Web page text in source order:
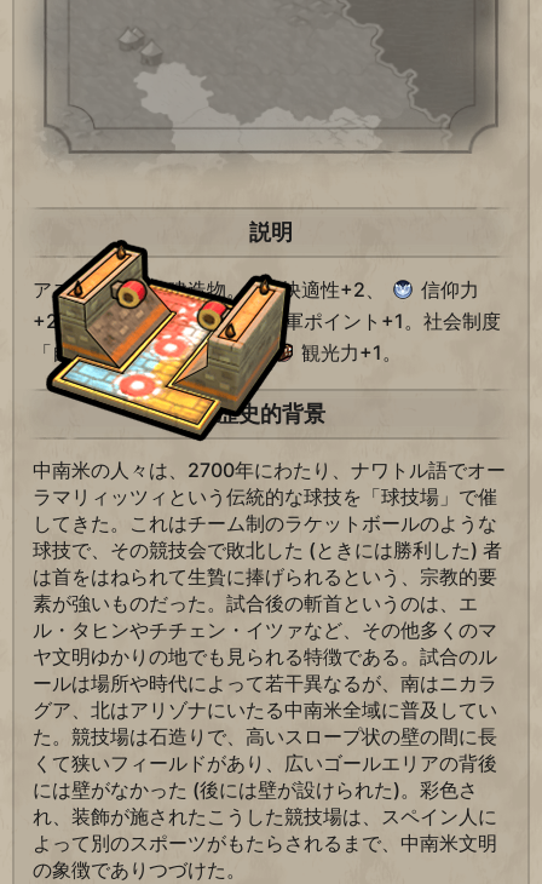
説明
アステカ固有の建造物。 快適性+2、
信仰力
+2、
文化力+1、
大将軍ポイント+1。社会制度
「自然保護」に到達すると
観光力+1。
歴史的背景
中南米の人々は、2700年にわたり、ナワトル語でオー
ラマリィッツィという伝統的な球技を「球技場」で催
してきた。これはチーム制のラケットボールのような
球技で、その競技会で敗北した (ときには勝利した) 者
は首をはねられて生贄に捧げられるという、宗教的要
素が強いものだった。試合後の斬首というのは、エ
ル・タヒンやチチェン・イツァなど、その他多くのマ
ヤ文明ゆかりの地でも見られる特徴である。試合のル
ールは場所や時代によって若干異なるが、南はニカラ
グア、北はアリゾナにいたる中南米全域に普及してい
た。競技場は石造りで、高いスロープ状の壁の間に長
くて狭いフィールドがあり、広いゴールエリアの背後
には壁がなかった (後には壁が設けられた)。彩色さ
れ、装飾が施されたこうした競技場は、スペイン人に
よって別のスポーツがもたらされるまで、中南米文明
の象徴でありつづけた。